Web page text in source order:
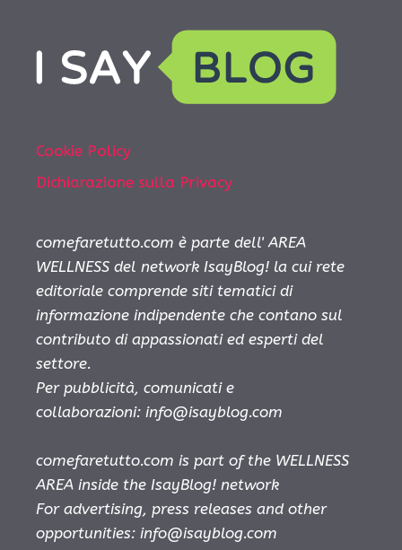
Cookie Policy
Dichiarazione sulla Privacy
comefaretutto.com è parte dell' AREA
WELLNESS del network IsayBlog! la cui rete
editoriale comprende siti tematici di
informazione indipendente che contano sul
contributo di appassionati ed esperti del
settore.
Per pubblicità, comunicati e
collaborazioni: info@isayblog.com
comefaretutto.com is part of the WELLNESS
AREA inside the IsayBlog! network
For advertising, press releases and other
opportunities: info@isayblog.com